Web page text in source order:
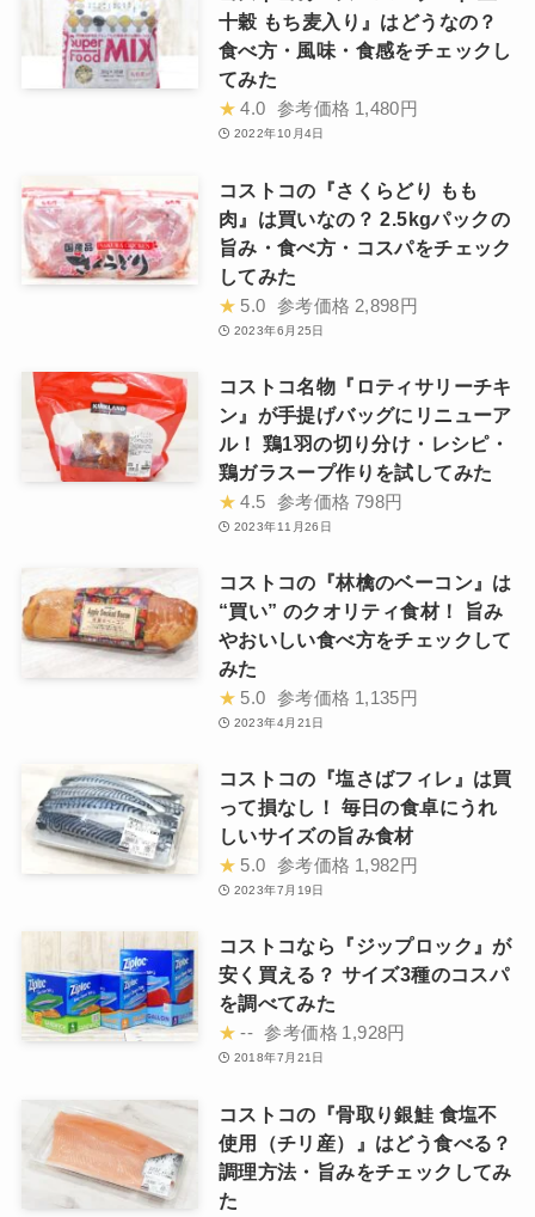
十穀 もち麦入り』はどうなの？
食べ方・風味・食感をチェックし
てみた
★ 4.0 参考価格 1,480円
2022年10月4日
コストコの『さくらどり もも
肉』は買いなの？ 2.5kgパックの
旨み・食べ方・コスパをチェック
してみた
★ 5.0 参考価格 2,898円
2023年6月25日
コストコ名物『ロティサリーチキ
ン』が手提げバッグにリニューア
ル！ 鶏1羽の切り分け・レシピ・
鶏ガラスープ作りを試してみた
★ 4.5 参考価格 798円
2023年11月26日
コストコの『林檎のベーコン』は
“買い” のクオリティ食材！ 旨み
やおいしい食べ方をチェックして
みた
★ 5.0 参考価格 1,135円
2023年4月21日
コストコの『塩さばフィレ』は買
って損なし！ 毎日の食卓にうれ
しいサイズの旨み食材
★ 5.0 参考価格 1,982円
2023年7月19日
コストコなら『ジップロック』が
安く買える？ サイズ3種のコスパ
を調べてみた
★ -- 参考価格 1,928円
2018年7月21日
コストコの『骨取り銀鮭 食塩不
使用（チリ産）』はどう食べる？
調理方法・旨みをチェックしてみ
た